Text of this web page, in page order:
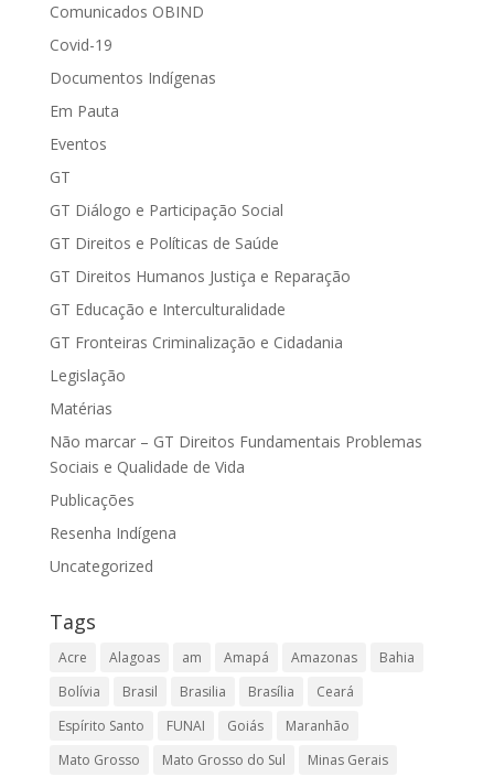
Comunicados OBIND
Covid-19
Documentos Indígenas
Em Pauta
Eventos
GT
GT Diálogo e Participação Social
GT Direitos e Políticas de Saúde
GT Direitos Humanos Justiça e Reparação
GT Educação e Interculturalidade
GT Fronteiras Criminalização e Cidadania
Legislação
Matérias
Não marcar – GT Direitos Fundamentais Problemas
Sociais e Qualidade de Vida
Publicações
Resenha Indígena
Uncategorized
Tags
Acre Alagoas am Amapá Amazonas
Bahia
Bolívia
Brasil Brasilia Brasília
Ceará
Espírito Santo
FUNAI Goiás
Maranhão
Mato Grosso
Mato Grosso do Sul
Minas Gerais